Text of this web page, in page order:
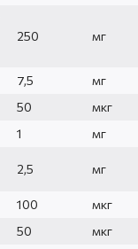
250 мг
7,5
мг
50
мкг
1
мг
2,5 мг
100
мкг
50
мкг